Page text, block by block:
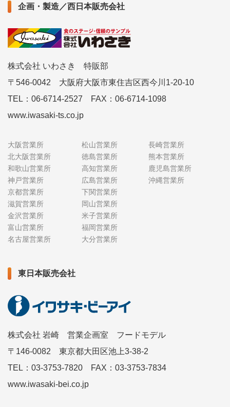
企画・製造／西日本販売会社
株式会社 いわさき 特販部
〒546-0042 大阪府大阪市東住吉区西今川1-20-10
TEL：06-6714-2527 FAX：06-6714-1098
www.iwasaki-ts.co.jp
大阪営業所
北大阪営業所
和歌山営業所
神戸営業所
京都営業所
滋賀営業所
金沢営業所
富山営業所
名古屋営業所
松山営業所
徳島営業所
高知営業所
広島営業所
下関営業所
岡山営業所
米子営業所
福岡営業所
大分営業所
長崎営業所
熊本営業所
鹿児島営業所
沖縄営業所
東日本販売会社
株式会社 岩崎 営業企画室 フードモデル
〒146-0082 東京都大田区池上3-38-2
TEL：03-3753-7820 FAX：03-3753-7834
www.iwasaki-bei.co.jp